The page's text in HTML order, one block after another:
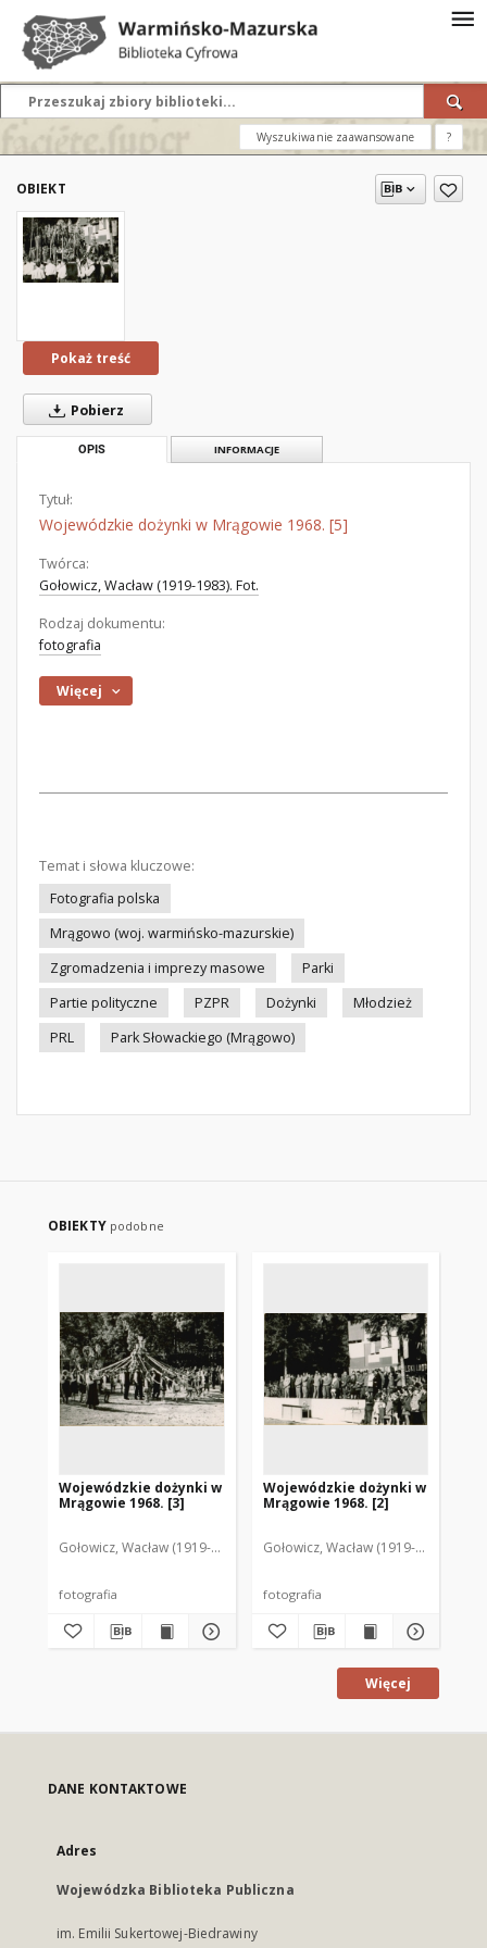
Wyszukiwanie zaawansowane ?
OBIEKT
Pokaż treść
Pobierz
OPIS INFORMACJE
Tytuł:
Wojewódzkie dożynki w Mrągowie 1968. [5]
Twórca:
Gołowicz, Wacław (1919-1983). Fot.
Rodzaj dokumentu:
fotografia
Więcej
Temat i słowa kluczowe:
Fotografia polska
Mrągowo (woj. warmińsko-mazurskie)
Zgromadzenia i imprezy masowe
Parki
Partie polityczne
PZPR Dożynki
Młodzież
PRL
Park Słowackiego (Mrągowo)
OBIEKTY podobne
Wojewódzkie dożynki w
Mrągowie 1968. [3]
Gołowicz, Wacław (1919-1983). Fot.
fotografia
Wojewódzkie dożynki w
Mrągowie 1968. [2]
Gołowicz, Wacław (1919-1983). Fot.
fotografia
Więcej
DANE KONTAKTOWE
Adres
Wojewódzka Biblioteka Publiczna
im. Emilii Sukertowej-Biedrawiny